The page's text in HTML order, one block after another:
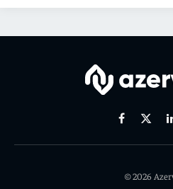
Facebook
X
© 2026